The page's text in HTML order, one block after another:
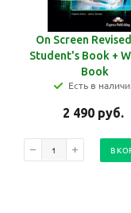
On Screen
Student's Book +
Book
Есть в
2 490 руб.
В